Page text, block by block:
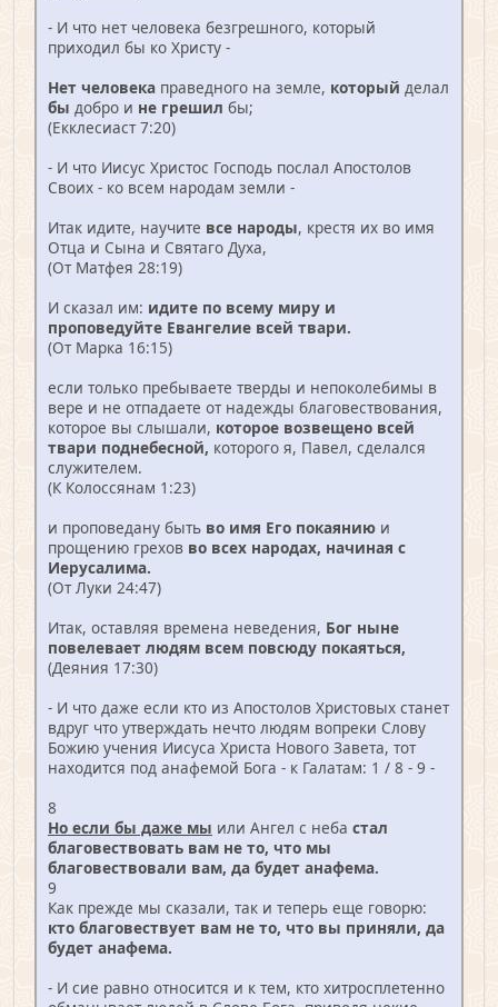
- И что нет человека безгрешного, который
приходил бы ко Христу -
Нет человека праведного на земле, который делал
бы добро и не грешил бы;
(Екклесиаст 7:20)
- И что Иисус Христос Господь послал Апостолов
Своих - ко всем народам земли -
Итак идите, научите все народы, крестя их во имя
Отца и Сына и Святаго Духа,
(От Матфея 28:19)
И сказал им: идите по всему миру и
проповедуйте Евангелие всей твари.
(От Марка 16:15)
если только пребываете тверды и непоколебимы в
вере и не отпадаете от надежды благовествования,
которое вы слышали, которое возвещено всей
твари поднебесной, которого я, Павел, сделался
служителем.
(К Колоссянам 1:23)
и проповедану быть во имя Его покаянию и
прощению грехов во всех народах, начиная с
Иерусалима.
(От Луки 24:47)
Итак, оставляя времена неведения, Бог ныне
повелевает людям всем повсюду покаяться,
(Деяния 17:30)
- И что даже если кто из Апостолов Христовых станет
вдруг что утверждать нечто людям вопреки Слову
Божию учения Иисуса Христа Нового Завета, тот
находится под анафемой Бога - к Галатам: 1 / 8 - 9 -
8
Но если бы даже мы или Ангел с неба стал
благовествовать вам не то, что мы
благовествовали вам, да будет анафема.
9
Как прежде мы сказали, так и теперь еще говорю:
кто благовествует вам не то, что вы приняли, да
будет анафема.
- И сие равно относится и к тем, кто хитросплетенно